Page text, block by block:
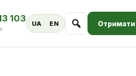
103 UA EN